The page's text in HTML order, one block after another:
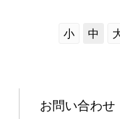
小 中
お問い合わせ